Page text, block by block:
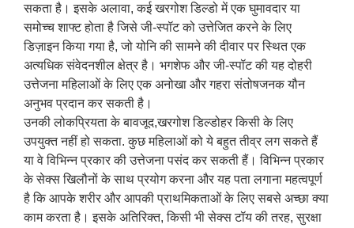
सकता है। इसके अलावा, कई खरगोश डिल्डो में एक घुमावदार या
समोच्च शाफ्ट होता है जिसे जी-स्पॉट को उत्तेजित करने के लिए
डिज़ाइन किया गया है, जो योनि की सामने की दीवार पर स्थित एक
अत्यधिक संवेदनशील क्षेत्र है। भगशेफ और जी-स्पॉट की यह दोहरी
उत्तेजना महिलाओं के लिए एक अनोखा और गहरा संतोषजनक यौन
अनुभव प्रदान कर सकती है।
उनकी लोकप्रियता के बावजूद,खरगोश डिल्डोहर किसी के लिए
उपयुक्त नहीं हो सकता. कुछ महिलाओं को ये बहुत तीव्र लग सकते हैं
या वे विभिन्न प्रकार की उत्तेजना पसंद कर सकती हैं। विभिन्न प्रकार
के सेक्स खिलौनों के साथ प्रयोग करना और यह पता लगाना महत्वपूर्ण
है कि आपके शरीर और आपकी प्राथमिकताओं के लिए सबसे अच्छा क्या
काम करता है। इसके अतिरिक्त, किसी भी सेक्स टॉय की तरह, सुरक्षा